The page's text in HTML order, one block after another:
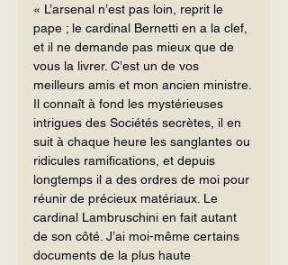
« L’arsenal n’est pas loin, reprit le
pape ; le cardinal Bernetti en a la clef,
et il ne demande pas mieux que de
vous la livrer. C’est un de vos
meilleurs amis et mon ancien ministre.
Il connaît à fond les mystérieuses
intrigues des Sociétés secrètes, il en
suit à chaque heure les sanglantes ou
ridicules ramifications, et depuis
longtemps il a des ordres de moi pour
réunir de précieux matériaux. Le
cardinal Lambruschini en fait autant
de son côté. J’ai moi-même certains
documents de la plus haute